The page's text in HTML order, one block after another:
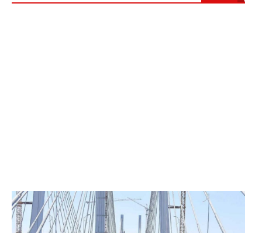
الرئيس عبد الفتاح السيسي يفتتح محور روض الفرج
وكوبري تحيا مصر